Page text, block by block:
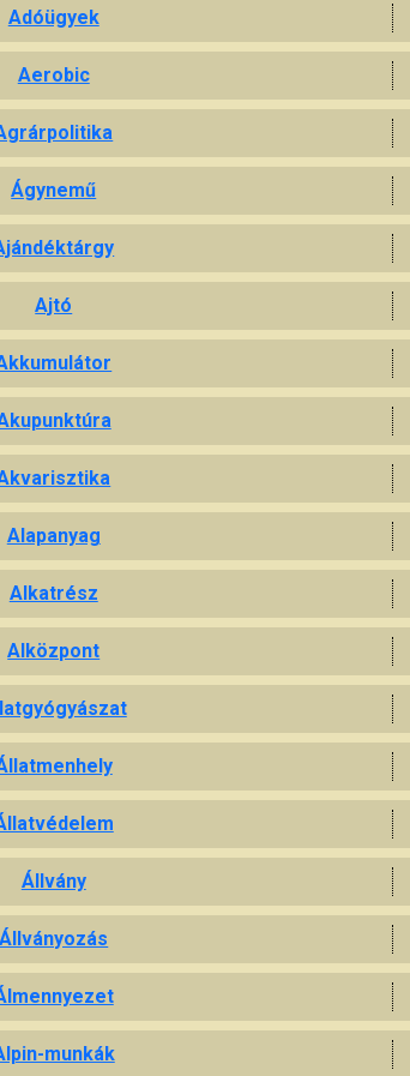
Adóügyek
Aerobic
Ágynemű
Ajtó
Alapanyag
Alkatrész
Alközpont
Állvány
Állványozás
munkák